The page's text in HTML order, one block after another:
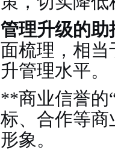
管理升级的助
面梳理，相当
升管理水平。
**商业信誉的
标、合作等
形象。